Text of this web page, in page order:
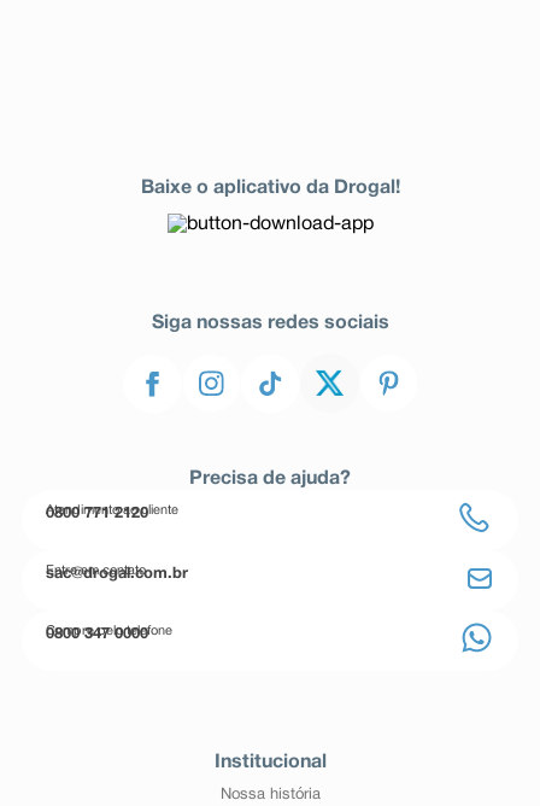
Baixe o aplicativo da Drogal!
Siga nossas redes sociais
Precisa de ajuda?
Atendimento ao cliente
0800 771 2120
Entre em contato
sac@drogal.com.br
Compre pelo telefone
0800 347 0000
Institucional
Nossa história